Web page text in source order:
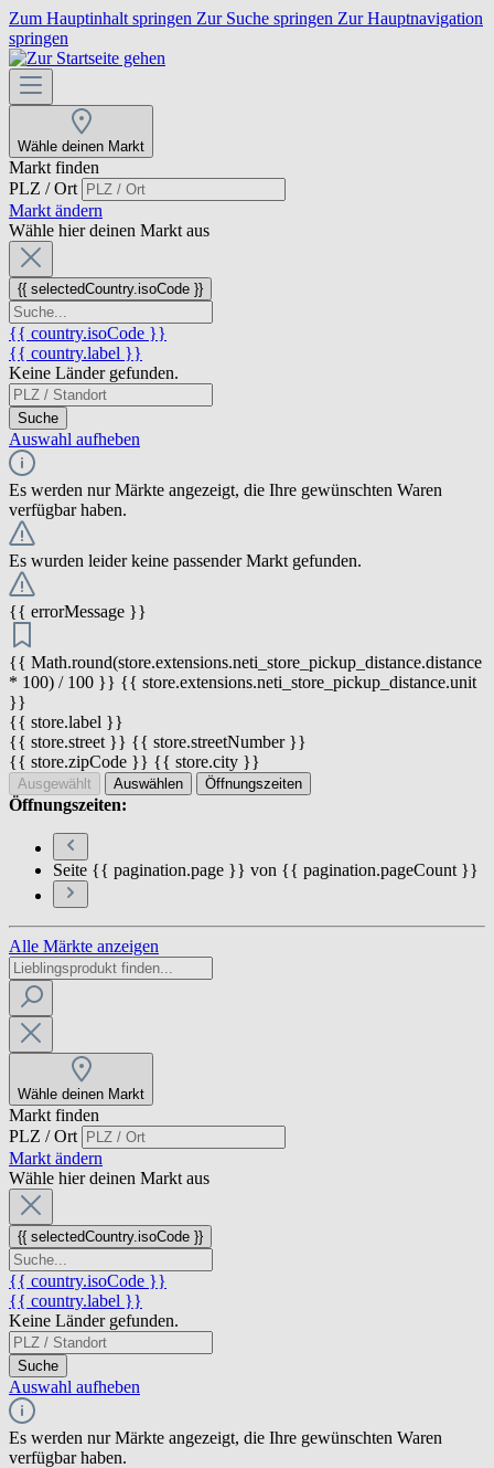
Zum Hauptinhalt springen Zur Suche springen Zur Hauptnavigation
springen
Wähle deinen Markt
Markt finden
PLZ / Ort
Markt ändern
Wähle hier deinen Markt aus
{{ selectedCountry.isoCode }}
{{ country.isoCode }}
{{ country.label }}
Keine Länder gefunden.
Suche
Auswahl aufheben
Es werden nur Märkte angezeigt, die Ihre gewünschten Waren
verfügbar haben.
Es wurden leider keine passender Markt gefunden.
{{ errorMessage }}
{{ Math.round(store.extensions.neti_store_pickup_distance.distance
* 100) / 100 }} {{ store.extensions.neti_store_pickup_distance.unit
}}
{{ store.label }}
{{ store.street }} {{ store.streetNumber }}
{{ store.zipCode }} {{ store.city }}
Ausgewählt Auswählen Öffnungszeiten
Öffnungszeiten:
Seite {{ pagination.page }} von {{ pagination.pageCount }}
Alle Märkte anzeigen
Wähle deinen Markt
Markt finden
PLZ / Ort
Markt ändern
Wähle hier deinen Markt aus
{{ selectedCountry.isoCode }}
{{ country.isoCode }}
{{ country.label }}
Keine Länder gefunden.
Suche
Auswahl aufheben
Es werden nur Märkte angezeigt, die Ihre gewünschten Waren
verfügbar haben.